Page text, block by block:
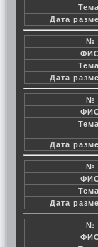
Дата
№
Дата
№
Дата
№
Дата
№